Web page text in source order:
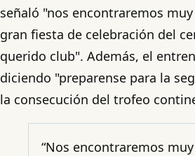
señaló "nos encontraremos
gran fiesta de celebración del
querido club". Además, el
diciendo "preparense para la
la consecución del trofeo
“Nos encontraremos